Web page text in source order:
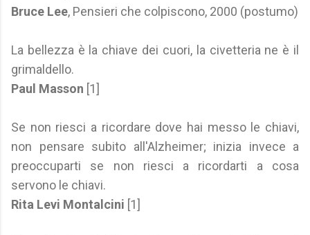
Bruce Lee, Pensieri che colpiscono, 2000 (postumo)
La bellezza è la chiave dei cuori, la civetteria ne è il
grimaldello.
Paul Masson [1]
Se non riesci a ricordare dove hai messo le chiavi,
non pensare subito all'Alzheimer; inizia invece a
preoccuparti se non riesci a ricordarti a cosa
servono le chiavi.
Rita Levi Montalcini [1]